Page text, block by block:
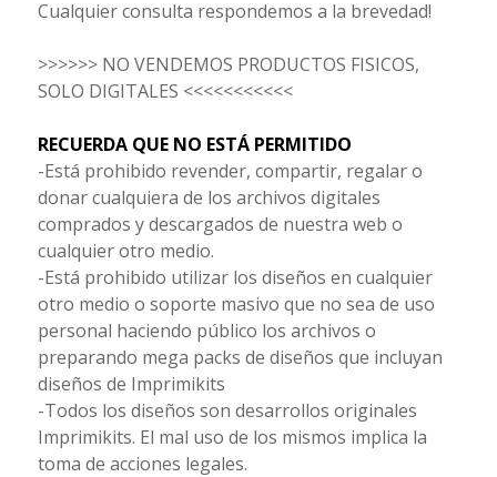
Cualquier consulta respondemos a la brevedad!
>>>>>> NO VENDEMOS PRODUCTOS FISICOS,
SOLO DIGITALES <<<<<<<<<<<
RECUERDA QUE NO ESTÁ PERMITIDO
-Está prohibido revender, compartir, regalar o
donar cualquiera de los archivos digitales
comprados y descargados de nuestra web o
cualquier otro medio.
-Está prohibido utilizar los diseños en cualquier
otro medio o soporte masivo que no sea de uso
personal haciendo público los archivos o
preparando mega packs de diseños que incluyan
diseños de Imprimikits
-Todos los diseños son desarrollos originales
Imprimikits. El mal uso de los mismos implica la
toma de acciones legales.